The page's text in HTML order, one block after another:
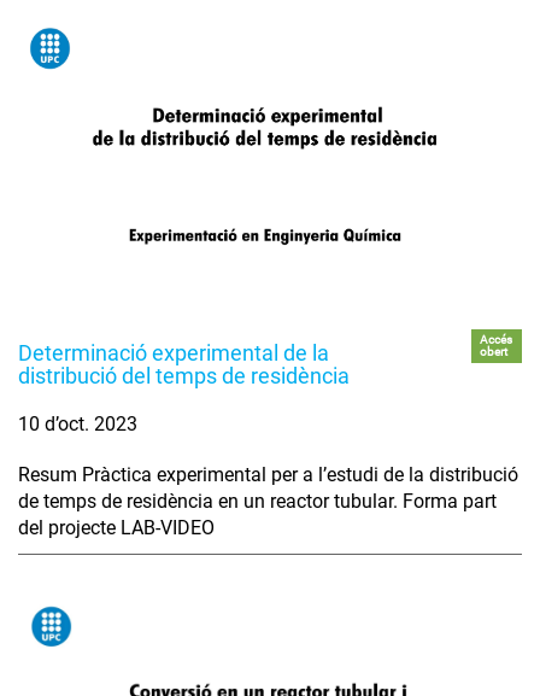
Determinació experimental de la
distribució del temps de residència
Accés
obert
10 d’oct. 2023
Resum Pràctica experimental per a l’estudi de la distribució
de temps de residència en un reactor tubular. Forma part
del projecte LAB-VIDEO